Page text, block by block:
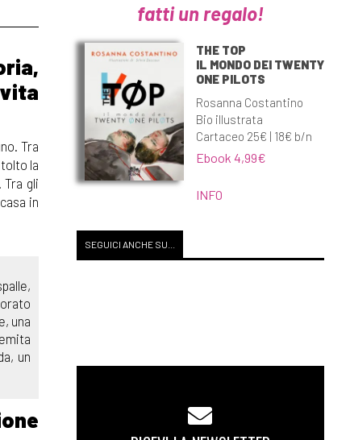
Tra
la
gli
in
una
un
fatti un regalo!
THE TOP
IL MONDO DEI TWENTY
ONE PILOTS
Rosanna Costantino
Bio illustrata
Cartaceo 25€ | 18€ b/n
Ebook 4,99€
INFO
SEGUICI ANCHE SU...